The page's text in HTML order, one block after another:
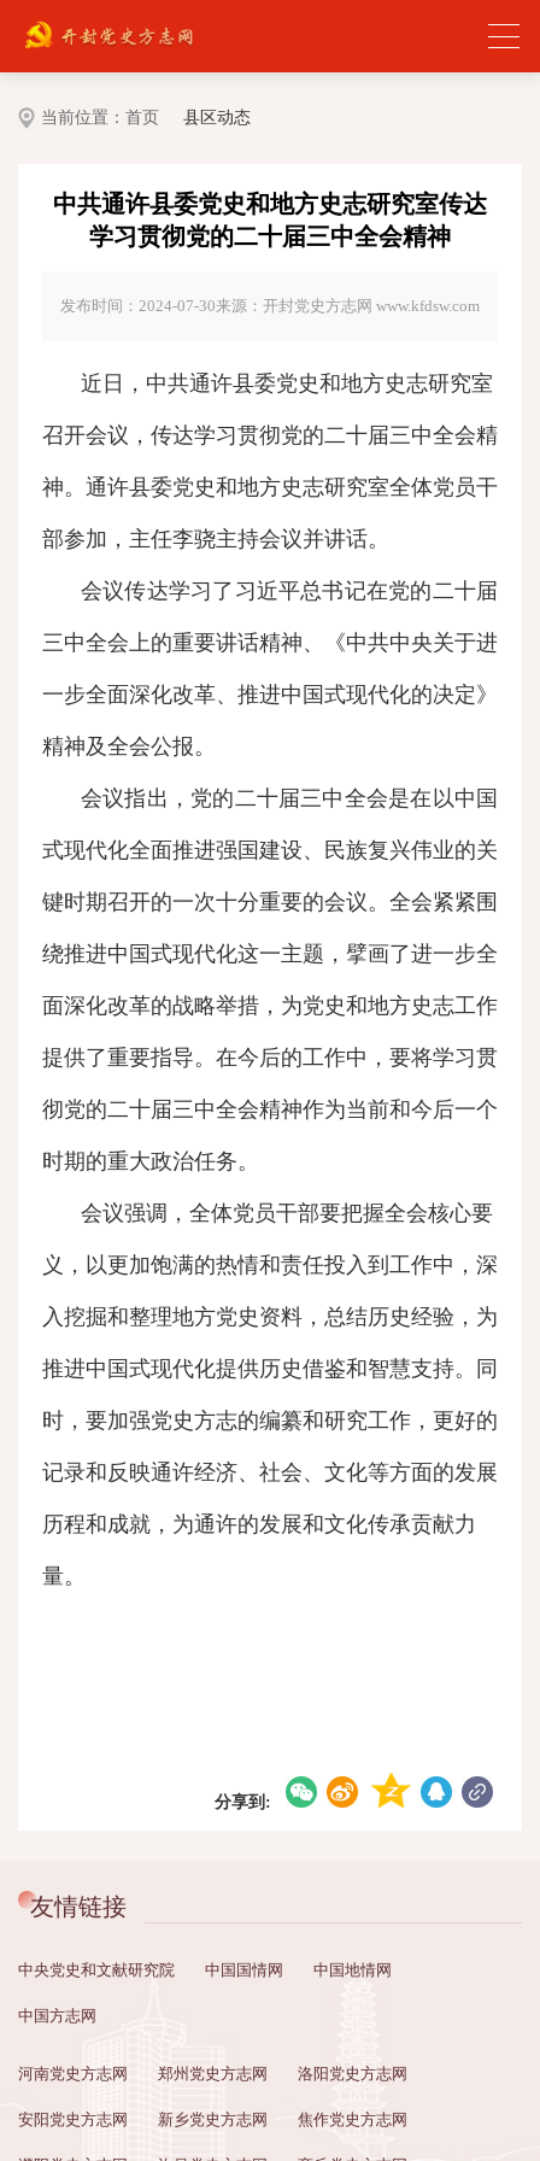
当前位置： 首页 县区动态
中共通许县委党史和地方史志研究室传达
学习贯彻党的二十届三中全会精神
发布时间：2024-07-30来源：开封党史方志网 www.kfdsw.com
近日，中共通许县委党史和地方史志研究室
召开会议，传达学习贯彻党的二十届三中全会精
神。通许县委党史和地方史志研究室全体党员干
部参加，主任李骁主持会议并讲话。
会议传达学习了习近平总书记在党的二十届
三中全会上的重要讲话精神、《中共中央关于进
一步全面深化改革、推进中国式现代化的决定》
精神及全会公报。
会议指出，党的二十届三中全会是在以中国
式现代化全面推进强国建设、民族复兴伟业的关
键时期召开的一次十分重要的会议。全会紧紧围
绕推进中国式现代化这一主题，擘画了进一步全
面深化改革的战略举措，为党史和地方史志工作
提供了重要指导。在今后的工作中，要将学习贯
彻党的二十届三中全会精神作为当前和今后一个
时期的重大政治任务。
会议强调，全体党员干部要把握全会核心要
义，以更加饱满的热情和责任投入到工作中，深
入挖掘和整理地方党史资料，总结历史经验，为
推进中国式现代化提供历史借鉴和智慧支持。同
时，要加强党史方志的编纂和研究工作，更好的
记录和反映通许经济、社会、文化等方面的发展
历程和成就，为通许的发展和文化传承贡献力
量。
分享到:
友情链接
中央党史和文献研究院 中国国情网 中国地情网
中国方志网
河南党史方志网 郑州党史方志网 洛阳党史方志网
安阳党史方志网 新乡党史方志网 焦作党史方志网